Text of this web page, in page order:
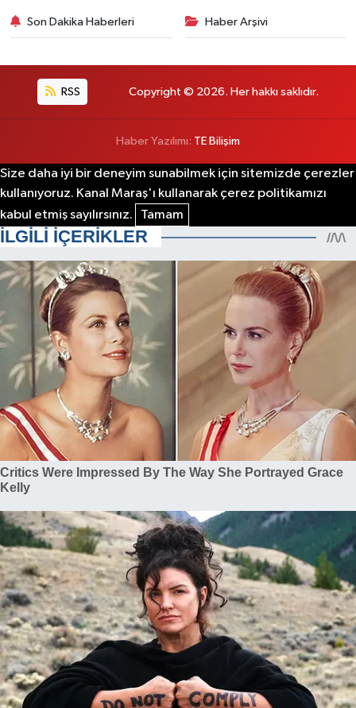
Son Dakika Haberleri Haber Arşivi
RSS Copyright © 2026. Her hakkı saklıdır.
Haber Yazılımı: TE Bilişim
Size daha iyi bir deneyim sunabilmek için sitemizde çerezler
kullanıyoruz. Kanal Maraş'ı kullanarak çerez politikamızı
kabul etmiş sayılırsınız.
Tamam